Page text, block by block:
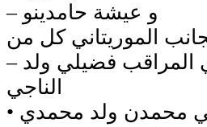
– و عيشة حامدينو
– المدير العام المساعد للأمن الوطني المراقب فضيلي ولد
الناجي
• مدير المراقبة الترابية المفوض الإقليمي محمدن ولد محمدي